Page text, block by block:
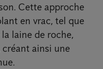
Cette approche
en vrac, tel que
laine de roche,
ainsi une